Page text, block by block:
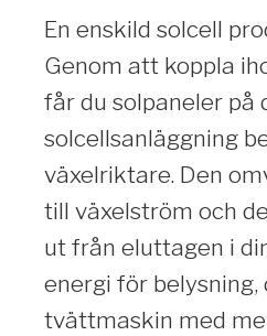
En enskild solcell
Genom att koppla
får du solpaneler på
solcellsanläggning
växelriktare. Den
till växelström och
ut från eluttagen i
energi för belysning,
tvättmaskin med